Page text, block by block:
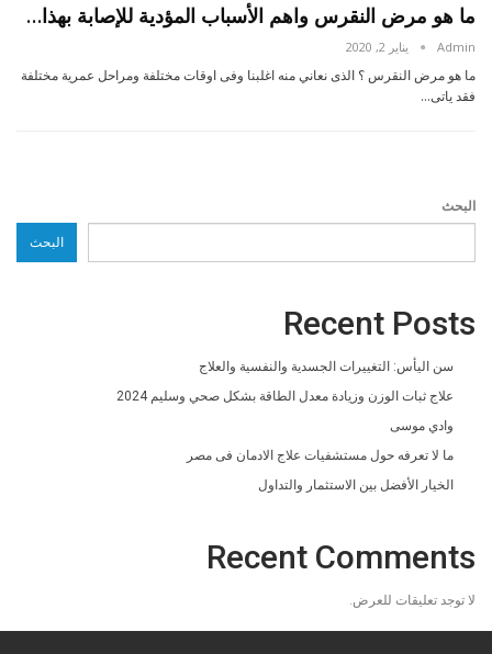
ما هو مرض النقرس واهم الأسباب المؤدية للإصابة بهذا…
Admin يناير 2, 2020
ما هو مرض النقرس ؟ الذى نعاني منه اغلبنا وفى اوقات مختلفة ومراحل عمرية مختلفة
فقد ياتى…
البحث
البحث
Recent Posts
سن اليأس: التغييرات الجسدية والنفسية والعلاج
علاج ثبات الوزن وزيادة معدل الطاقة بشكل صحي وسليم 2024
وادي موسى
ما لا تعرفه حول مستشفيات علاج الادمان فى مصر
الخيار الأفضل بين الاستثمار والتداول
Recent Comments
لا توجد تعليقات للعرض.